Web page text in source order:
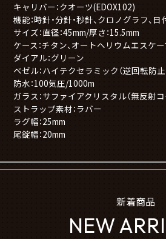
キャリバー：クオーツ(EDOX102)
機能：時針・分針・秒針、クロノグラフ、日
サイズ：直径：45mm/厚さ：15.5mm
ケース：チタン、オートヘリウムエスケ
ダイアル：グリーン
ベゼル：ハイテクセラミック（逆回転防止
防水：100気圧/1000m
ガラス：サファイアクリスタル（無反射コ
ストラップ素材：ラバー
ラグ幅：25mm
尾錠幅：20mm
新着商品
NEW